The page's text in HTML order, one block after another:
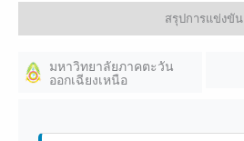
สรุปการแข่งขัน
มหาวิทยาลัยภาคตะวัน
ออกเฉียงเหนือ